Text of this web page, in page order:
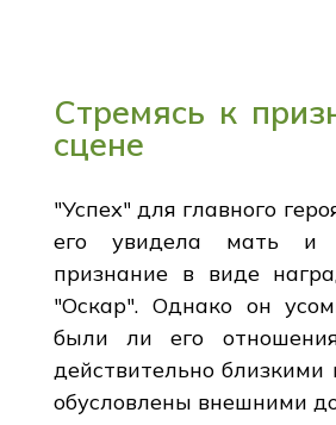
Стремясь к
сцене
"Успех" для главного
его увидела мать и
признание в виде
"Оскар". Однако он
были ли его
действительно
обусловлены внешними